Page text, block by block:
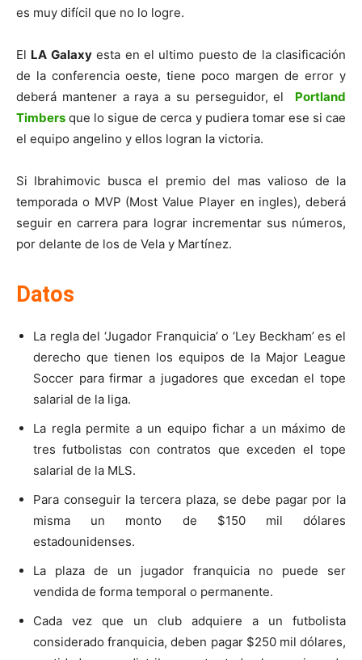
es muy difícil que no lo logre.
El LA Galaxyesta en el ultimo puesto de la clasificación
de la conferencia oeste, tiene poco margen de error y
deberá mantener a raya a su perseguidor, el Portland
Timbers que lo sigue de cerca y pudiera tomar ese si cae
el equipo angelino y ellos logran la victoria.
Si Ibrahimovic busca el premio del mas valioso de la
temporada o MVP (Most Value Player en ingles), deberá
seguir en carrera para lograr incrementar sus números,
por delante de los de Vela y Martínez.
Datos
La regla del ‘Jugador Franquicia’ o ‘Ley Beckham’ es el
derecho que tienen los equipos de la Major League
Soccer para firmar a jugadores que excedan el tope
salarial de la liga.
La regla permite a un equipo fichar a un máximo de
tres futbolistas con contratos que exceden el tope
salarial de la MLS.
Para conseguir la tercera plaza, se debe pagar por la
misma un monto de $150 mil dólares
estadounidenses.
La plaza de un jugador franquicia no puede ser
vendida de forma temporal o permanente.
Cada vez que un club adquiere a un futbolista
considerado franquicia, deben pagar $250 mil dólares,